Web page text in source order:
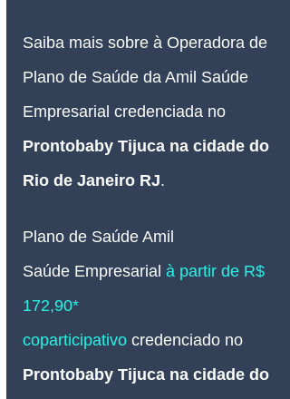
Saiba mais sobre à Operadora de
Plano de Saúde da Amil Saúde
Empresarial credenciada no
Prontobaby Tijuca na cidade do
Rio de Janeiro RJ.
Plano de Saúde Amil
Saúde Empresarial à partir de R$
172,90*
coparticipativo credenciado no
Prontobaby Tijuca na cidade do